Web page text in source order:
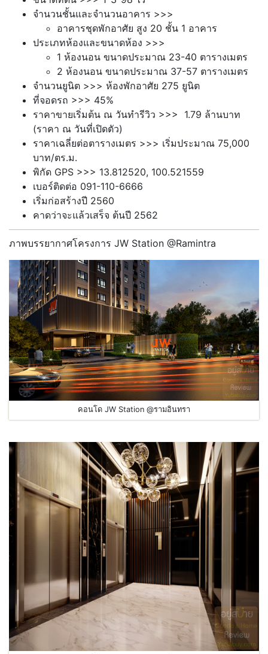
จำนวนชั้นและจำนวนอาคาร >>>
อาคารชุดพักอาศัย สูง 20 ชั้น 1 อาคาร
ประเภทห้องและขนาดห้อง >>>
1 ห้องนอน ขนาดประมาณ 23-40 ตารางเมตร
2 ห้องนอน ขนาดประมาณ 37-57 ตารางเมตร
จำนวนยูนิต >>> ห้องพักอาศัย 275 ยูนิต
ที่จอดรถ >>> 45%
ราคาขายเริ่มต้น ณ วันทำรีวิว >>> 1.79 ล้านบาท
(ราคา ณ วันที่เปิดตัว)
ราคาเฉลี่ยต่อตารางเมตร >>> เริ่มประมาณ 75,000
บาท/ตร.ม.
พิกัด GPS >>> 13.812520, 100.521559
เบอร์ติดต่อ 091-110-6666
เริ่มก่อสร้างปี 2560
คาดว่าจะแล้วเสร็จ ต้นปี 2562
ภาพบรรยากาศโครงการ JW Station @Ramintra
คอนโด JW Station @รามอินทรา